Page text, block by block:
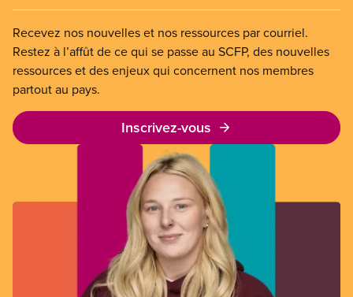
Recevez nos nouvelles et nos ressources par courriel.
Restez à l’affût de ce qui se passe au SCFP, des nouvelles
ressources et des enjeux qui concernent nos membres
partout au pays.
Inscrivez-vous